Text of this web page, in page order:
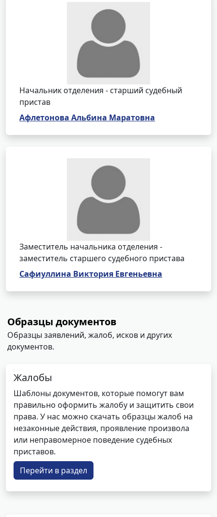
Начальник отделения - старший судебный
пристав
Афлетонова Альбина Маратовна
Заместитель начальника отделения -
заместитель старшего судебного пристава
Сафиуллина Виктория Евгеньевна
Образцы документов
Образцы заявлений, жалоб, исков и других
документов.
Жалобы
Шаблоны документов, которые помогут вам
правильно оформить жалобу и защитить свои
права. У нас можно скачать образцы жалоб на
незаконные действия, проявление произвола
или неправомерное поведение судебных
приставов.
Перейти в раздел